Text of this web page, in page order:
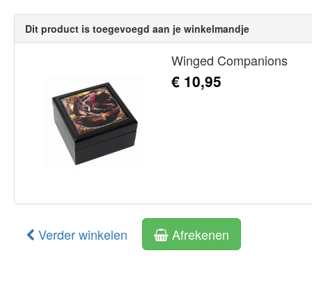
Dit product is toegevoegd aan je winkelmandje
Winged Companions
€ 10,95
Verder winkelen Afrekenen